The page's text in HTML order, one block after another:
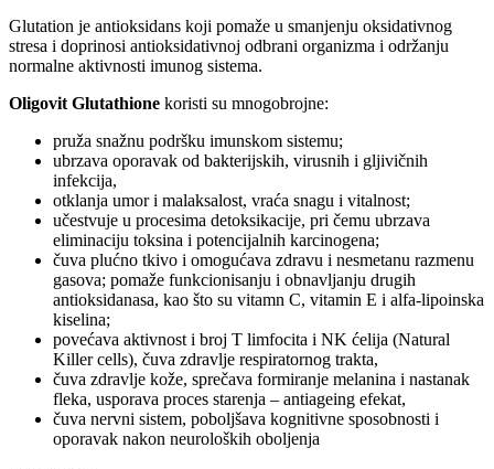
Glutation je antioksidans koji pomaže u smanjenju oksidativnog
stresa i doprinosi antioksidativnoj odbrani organizma i održanju
normalne aktivnosti imunog sistema.
Oligovit Glutathione koristi su mnogobrojne:
pruža snažnu podršku imunskom sistemu;
ubrzava oporavak od bakterijskih, virusnih i gljivičnih
infekcija,
otklanja umor i malaksalost, vraća snagu i vitalnost;
učestvuje u procesima detoksikacije, pri čemu ubrzava
eliminaciju toksina i potencijalnih karcinogena;
čuva plućno tkivo i omogućava zdravu i nesmetanu razmenu
gasova; pomaže funkcionisanju i obnavljanju drugih
antioksidanasa, kao što su vitamn C, vitamin E i alfa-lipoinska
kiselina;
povećava aktivnost i broj T limfocita i NK ćelija (Natural
Killer cells), čuva zdravlje respiratornog trakta,
čuva zdravlje kože, sprečava formiranje melanina i nastanak
fleka, usporava proces starenja – antiageing efekat,
čuva nervni sistem, poboljšava kognitivne sposobnosti i
oporavak nakon neuroloških oboljenja